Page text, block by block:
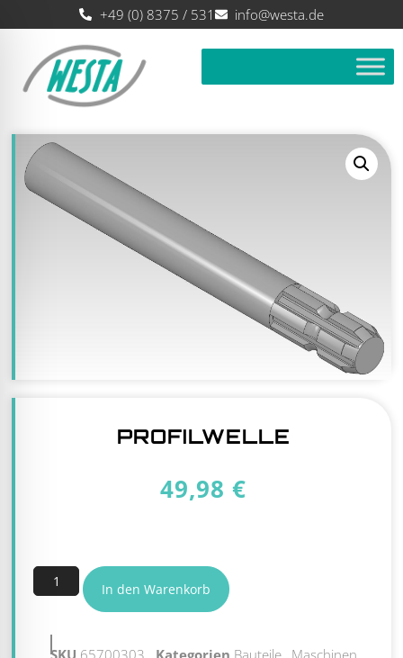
+49 (0) 8375 / 531 info@westa.de
PROFILWELLE
49,98 €
In den Warenkorb
SKU 65700303 Kategorien Bauteile , Maschinen